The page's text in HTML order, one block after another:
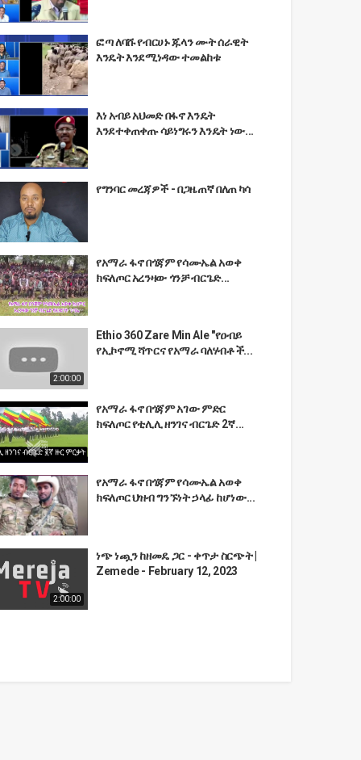
ፎጣ ለባሹ የብርሀኑ ጁላን ሙት ሰራዊት
እንዴት እንደሚነዳው ተመልከቱ
እነ አብይ አህመድ በፋኖ እንዴት
እንደተቀጠቀጡ ሳይነግሩን እንዴት ነው...
የግንባር መረጃዎች - በጋዜጠኛ በለጠ ካሳ
የአማራ ፋኖ በጎጃም የሳሙኤል አወቀ
ክፍለጦር አረንዛው ጎንቻ ብርጌድ...
2:00:00
Ethio 360 Zare Min Ale "የዐብይ
የኢኮኖሚ ሻጥርና የአማራ ባለሃብቶች...
የአማራ ፋኖ በጎጃም አገው ምድር
ክፍለጦር የቲሊሊ ዘንገና ብርጌድ 2ኛ...
የአማራ ፋኖ በጎጃም የሳሙኤል አወቀ
ክፍለጦር ህዝብ ግንኙነት ኃላፊ ከሆነው...
2:00:00
ነጭ ነጯን ከዘመዴ ጋር - ቀጥታ ስርጭት |
Zemede - February 12, 2023